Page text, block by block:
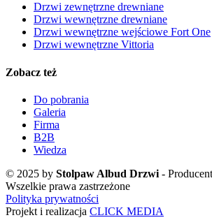
Drzwi zewnętrzne drewniane
Drzwi wewnętrzne drewniane
Drzwi wewnętrzne wejściowe Fort One
Drzwi wewnętrzne Vittoria
Zobacz też
Do pobrania
Galeria
Firma
B2B
Wiedza
© 2025 by Stolpaw Albud Drzwi -
Wszelkie prawa zastrzeżone
Polityka prywatności
Projekt i realizacja CLICK MEDIA